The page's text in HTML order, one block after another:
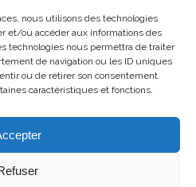
nous utilisons des technologies
et/ou accéder aux informations des
technologies nous permettra de traiter
de navigation ou les ID uniques
ou de retirer son consentement
caractéristiques et fonctions.
: loi25@cprmv.org Pour en savoir
de confidentialité.